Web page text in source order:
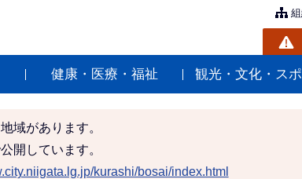
健康・医療・福祉 観光・文化・ス
域があります。
開しています。
kurashi/bosai/index.html